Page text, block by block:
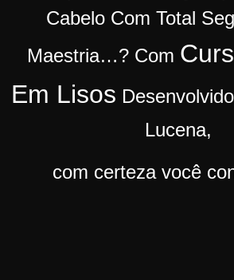
o
Cabelo Com Total
Maestria…? Com
Em Lisos
Lucena,
com certeza você